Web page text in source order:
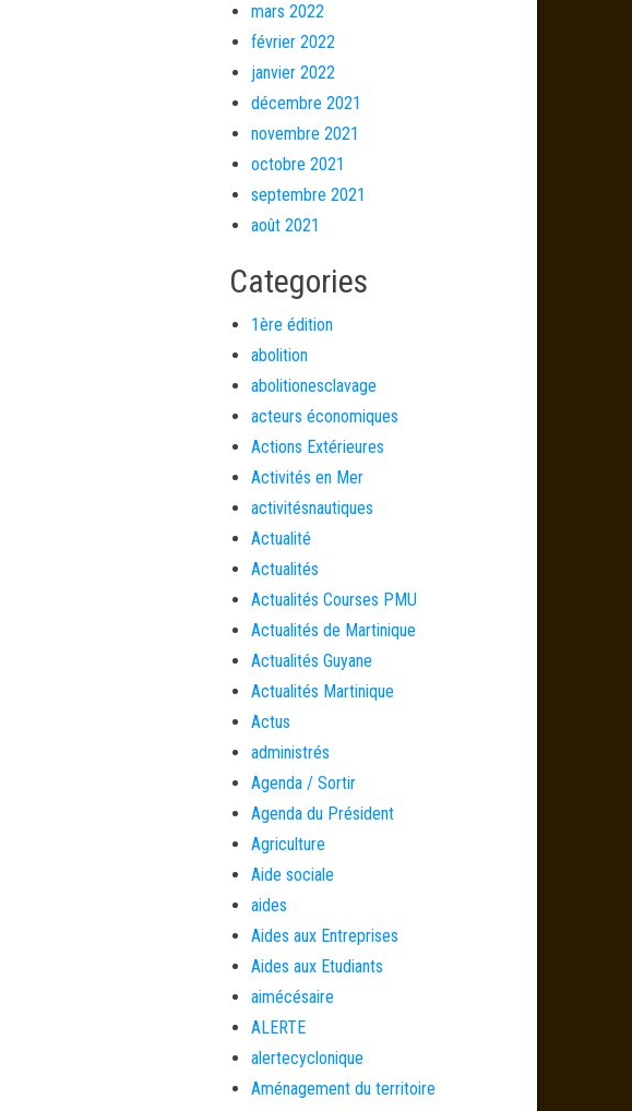
mars 2022
février 2022
janvier 2022
décembre 2021
novembre 2021
octobre 2021
septembre 2021
août 2021
Categories
1ère édition
abolition
abolitionesclavage
acteurs économiques
Actions Extérieures
Activités en Mer
activitésnautiques
Actualité
Actualités
Actualités Courses PMU
Actualités de Martinique
Actualités Guyane
Actualités Martinique
Actus
administrés
Agenda / Sortir
Agenda du Président
Agriculture
Aide sociale
aides
Aides aux Entreprises
Aides aux Etudiants
aimécésaire
ALERTE
alertecyclonique
Aménagement du territoire